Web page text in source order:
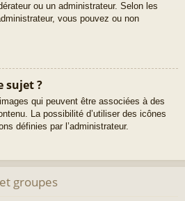
ou un administrateur. Selon les
vous pouvez ou non
sujet ?
qui peuvent être associées à des
La possibilité d’utiliser des icônes
définies par l’administrateur.
groupes